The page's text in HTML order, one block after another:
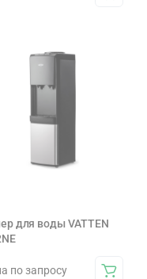
для воды VATTEN
по запросу